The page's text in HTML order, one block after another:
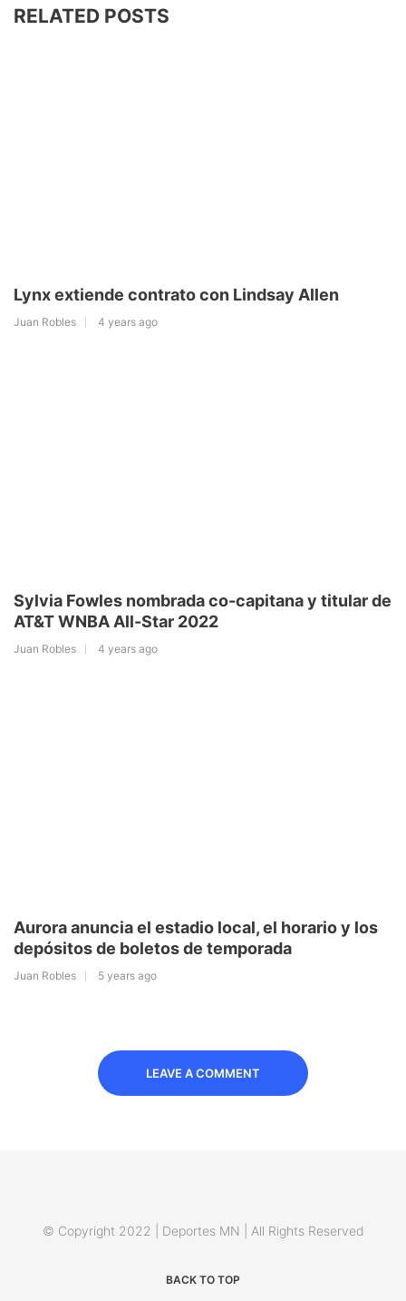
RELATED POSTS
Lynx extiende contrato con Lindsay Allen
Juan Robles 4 years ago
Sylvia Fowles nombrada co-capitana y titular de
AT&T WNBA All-Star 2022
Juan Robles 4 years ago
Aurora anuncia el estadio local, el horario y los
depósitos de boletos de temporada
Juan Robles 5 years ago
LEAVE A COMMENT
© Copyright 2022 | Deportes MN | All Rights Reserved
BACK TO TOP